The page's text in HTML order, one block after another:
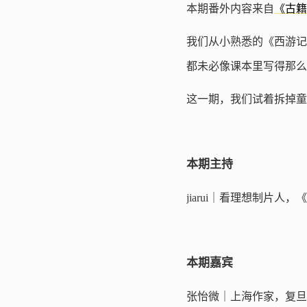
本期番外内容来自 《古
我们从小熟悉的《西游
都未必像课本里写得那
这一期，我们试着拆掉
本期主持
jiarui｜看理想制片人，
本期嘉宾
张怡微｜上海作家，复